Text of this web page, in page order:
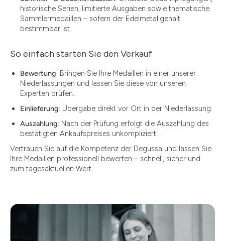
historische Serien, limitierte Ausgaben sowie thematische
Sammlermedaillen – sofern der Edelmetallgehalt
bestimmbar ist.
So einfach starten Sie den Verkauf
Bewertung: Bringen Sie Ihre Medaillen in einer unserer
Niederlassungen und lassen Sie diese von unseren
Experten prüfen.
Einlieferung: Übergabe direkt vor Ort in der Niederlassung.
Auszahlung: Nach der Prüfung erfolgt die Auszahlung des
bestätigten Ankaufspreises unkompliziert.
Vertrauen Sie auf die Kompetenz der Degussa und lassen Sie
Ihre Medaillen professionell bewerten – schnell, sicher und
zum tagesaktuellen Wert.